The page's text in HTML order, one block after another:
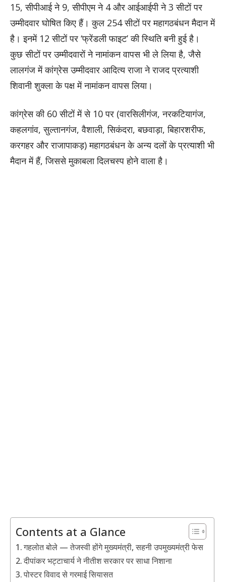
15, सीपीआई ने 9, सीपीएम ने 4 और आईआईपी ने 3 सीटों पर
उम्मीदवार घोषित किए हैं। कुल 254 सीटों पर महागठबंधन मैदान में
है। इनमें 12 सीटों पर ‘फ्रेंडली फाइट’ की स्थिति बनी हुई है।
कुछ सीटों पर उम्मीदवारों ने नामांकन वापस भी ले लिया है, जैसे
लालगंज में कांग्रेस उम्मीदवार आदित्य राजा ने राजद प्रत्याशी
शिवानी शुक्ला के पक्ष में नामांकन वापस लिया।
कांग्रेस की 60 सीटों में से 10 पर (वारसिलीगंज, नरकटियागंज,
कहलगांव, सुल्तानगंज, वैशाली, सिकंदरा, बछवाड़ा, बिहारशरीफ,
करगहर और राजापाकड़) महागठबंधन के अन्य दलों के प्रत्याशी भी
मैदान में हैं, जिससे मुकाबला दिलचस्प होने वाला है।
Contents at a Glance
गहलोत बोले — तेजस्वी होंगे मुख्यमंत्री, सहनी उपमुख्यमंत्री फेस
दीपांकर भट्टाचार्य ने नीतीश सरकार पर साधा निशाना
पोस्टर विवाद से गरमाई सियासत